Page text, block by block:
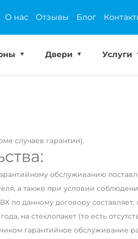
О нас Отзывы Блог
Двери Услуги
случаев гарантии).
обслуживанию
а также при условии
по данному договору
на стеклопакет (то есть
гарантийное обслуживание